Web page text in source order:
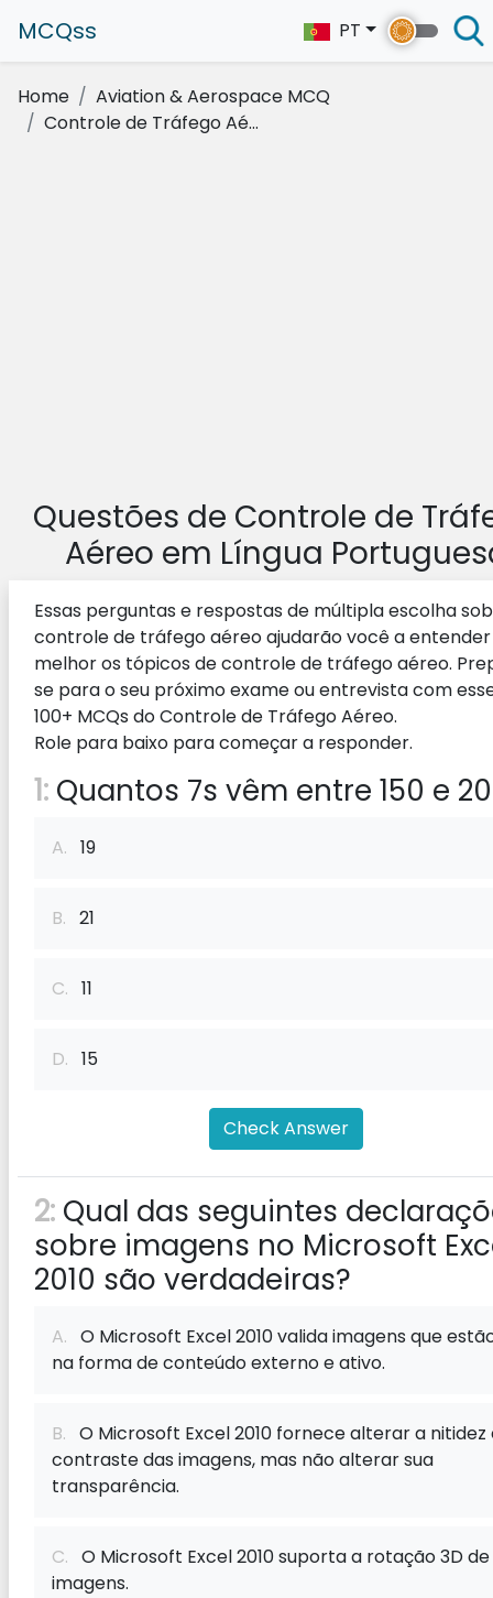
MCQss PT
Home
Aviation & Aerospace MCQ
Controle de Tráfego Aé...
Questões de Controle de
Aéreo em Língua
Essas perguntas e respostas de múltipla escolha
controle de tráfego aéreo ajudarão você a entender
melhor os tópicos de controle de tráfego aéreo.
se para o seu próximo exame ou entrevista com
100+ MCQs do Controle de Tráfego Aéreo.
Role para baixo para começar a responder.
1: Quantos 7s vêm entre 150 e
A. 19
B. 21
C. 11
D. 15
Check Answer
2: Qual das seguintes
sobre imagens no Microsoft
2010 são verdadeiras?
A. O Microsoft Excel 2010 valida imagens que
na forma de conteúdo externo e ativo.
B. O Microsoft Excel 2010 fornece alterar a nitidez
contraste das imagens, mas não alterar sua
transparência.
C. O Microsoft Excel 2010 suporta a rotação 3D de
imagens.